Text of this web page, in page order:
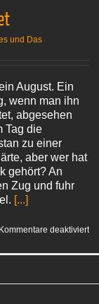
und Das
August. Ein
wenn man ihn
abgesehen
Tag die
zu einer
aber wer hat
gehört? An
Zug und fuhr
[...]
Kommentare deaktiviertfür